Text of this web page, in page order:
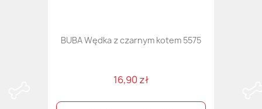
BUBA Wędka z czarnym kotem 5575
16,90 zł